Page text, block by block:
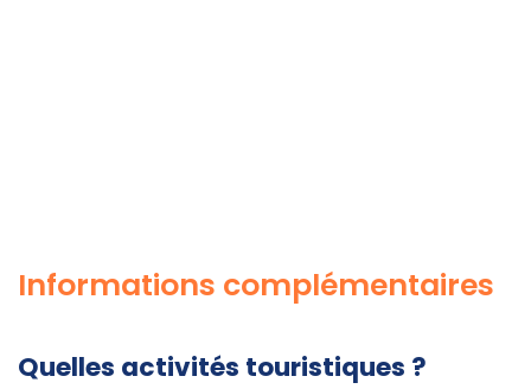
Informations complémentaires
Quelles activités touristiques ?